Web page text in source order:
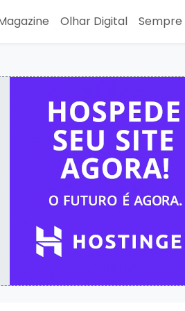
Olhar Digital